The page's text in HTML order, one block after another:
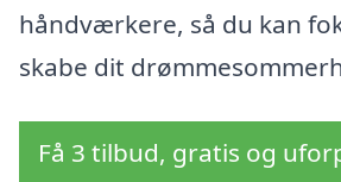
håndværkere, så du kan
skabe dit
Få 3 tilbud, gratis og